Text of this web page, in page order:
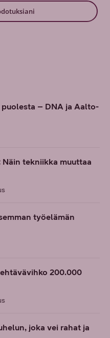
– DNA ja Aalto-
Näin tekniikka muuttaa
työelämän
200.000
joka vei rahat ja